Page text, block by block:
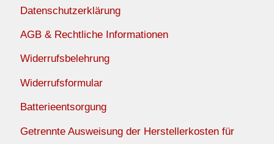
Datenschutzerklärung
AGB & Rechtliche Informationen
Widerrufsbelehrung
Widerrufsformular
Batterieentsorgung
Getrennte Ausweisung der Herstellerkosten für